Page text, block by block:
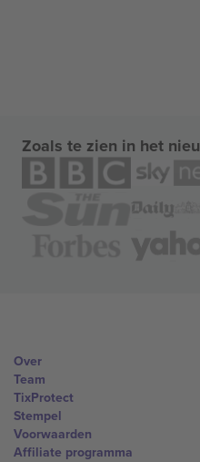
Zoals te zien in het
Over
Team
TixProtect
Stempel
Voorwaarden
Affiliate programma